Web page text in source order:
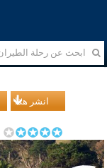
انشر هذا